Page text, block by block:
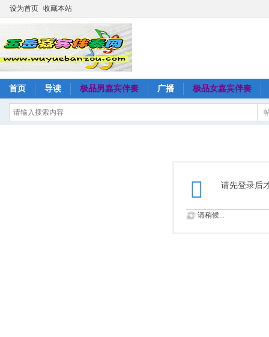
设为首页 收藏本站
首页 导读 极品男嘉宾伴奏 广播 极品女嘉宾伴奏
请先登录后
请稍候...